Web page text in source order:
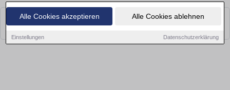
Alle Cookies akzeptieren Alle Cookies ablehnen
Einstellungen Datenschutzerklärung
Leider konnten wir derzeit keine passenden Objekte finden. Schauen Sie
bald wieder vorbei!